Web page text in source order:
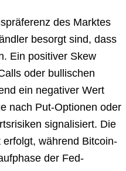
des Marktes
besorgt sind, dass
Ein positiver Skew
oder bullischen
ein negativer Wert
nach Put-Optionen oder
signalisiert. Die
während Bitcoin-
der Fed-